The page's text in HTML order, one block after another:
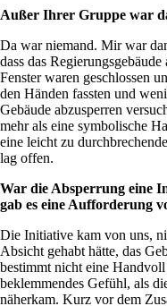
Außer Ihrer Gruppe war
Da war niemand. Mir war
dass das
Fenster waren geschlossen
den Händen fassten und
Gebäude abzusperren
mehr als eine symbolische
eine leicht zu
lag offen.
War die Absperrung eine
gab es eine Aufforderung
Die Initiative kam von uns,
Absicht gehabt hätte, das
bestimmt nicht eine
beklemmendes Gefühl, als
näherkam. Kurz vor dem